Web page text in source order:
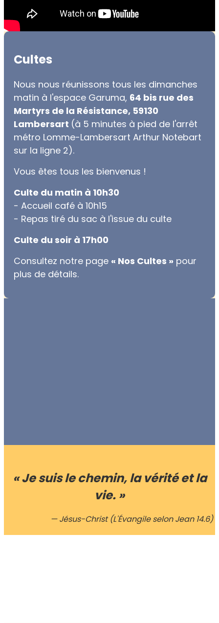
Cultes
Nous nous réunissons tous les dimanches
matin à l'espace Garuma, 64 bis rue des
Martyrs de la Résistance, 59130
Lambersart (à 5 minutes à pied de l'arrêt
métro Lomme-Lambersart Arthur Notebart
sur la ligne 2).
Vous êtes tous les bienvenus !
Culte du matin à 10h30
- Accueil café à 10h15
- Repas tiré du sac à l'issue du culte
Culte du soir à 17h00
Consultez notre page « Nos Cultes » pour
plus de détails.
« Je suis le chemin, la vérité et la
vie. »
— Jésus-Christ (L'Évangile selon Jean 14.6)